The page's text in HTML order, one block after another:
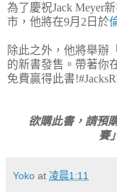
為了慶祝Jack Meyer新
市，他將在9月2日於
除此之外，他將舉辦
的新書發售。帶著你
免費贏得此書
欲購此書，請預
賽
Yoko at 凌晨1:11